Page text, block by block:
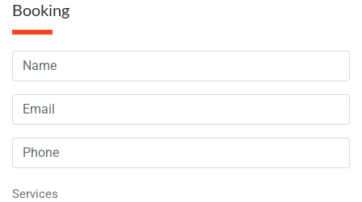
Booking
Services